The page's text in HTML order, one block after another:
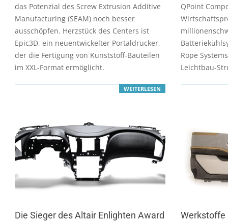
das Potenzial des Screw Extrusion Additive
Manufacturing (SEAM) noch besser
ausschöpfen. Herzstück des Centers ist
Epic3D, ein neuentwickelter Portaldrucker,
der die Fertigung von Kunststoff-Bauteilen
im XXL-Format ermöglicht.
WEITERLESEN
QPoint
Rope
Leichtbau-
Die Sieger des Altair Enlighten Award
Werkstoffe